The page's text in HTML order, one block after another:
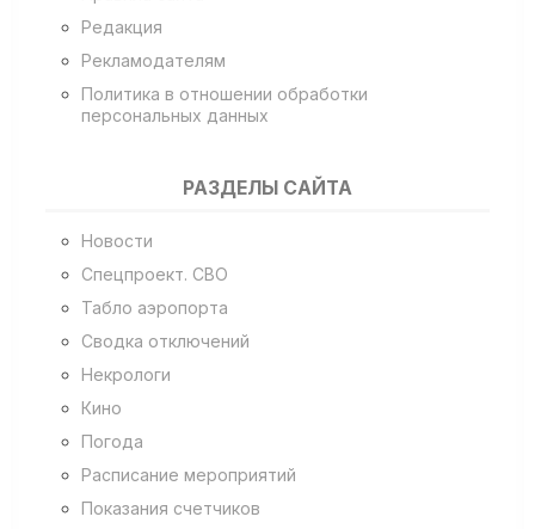
Редакция
Рекламодателям
Политика в отношении обработки
персональных данных
РАЗДЕЛЫ САЙТА
Новости
Спецпроект. СВО
Табло аэропорта
Сводка отключений
Некрологи
Кино
Погода
Расписание мероприятий
Показания счетчиков